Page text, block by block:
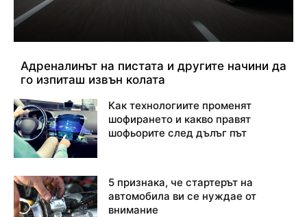
Адреналинът на пистата и другите начини да
го изпиташ извън колата
Как технологиите променят
шофирането и какво правят
шофьорите след дълъг път
5 признака, че стартерът на
автомобила ви се нуждае от
внимание